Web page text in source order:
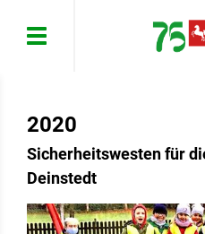
2020
Sicherheitswesten für
Deinstedt